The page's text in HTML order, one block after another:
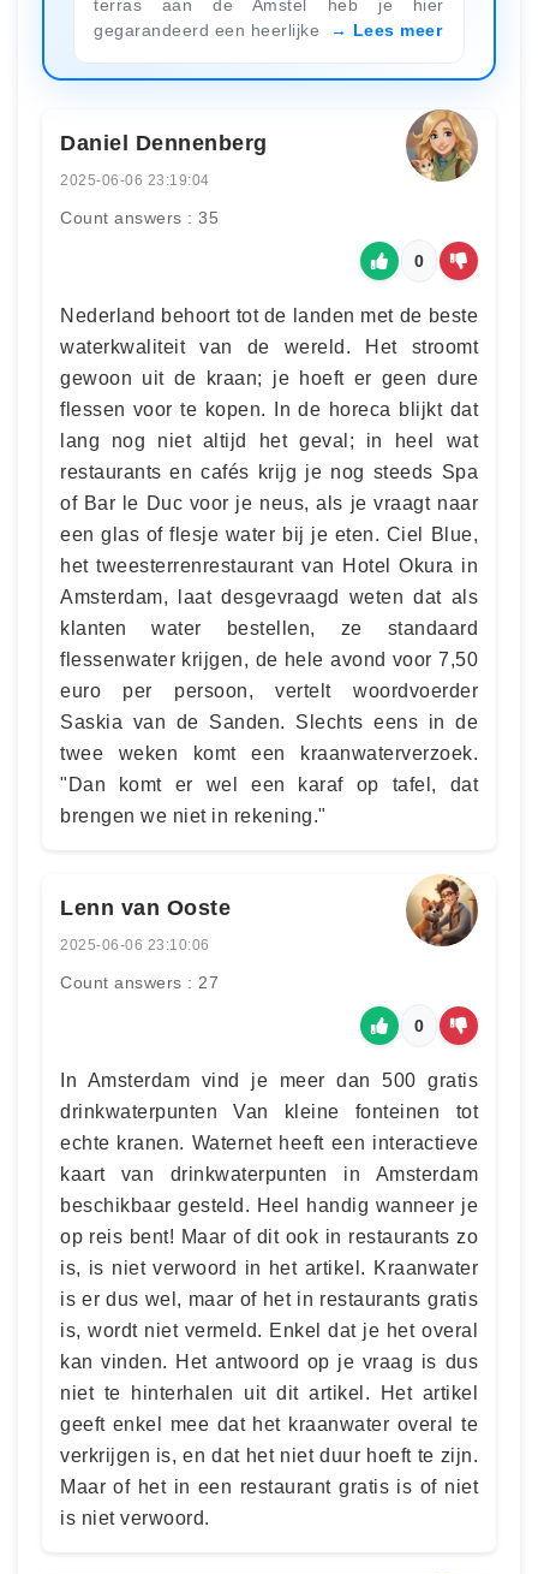
terras aan de Amstel heb je hier
gegarandeerd een heerlijke
Lees meer
Daniel Dennenberg
2025-06-06 23:19:04
Count answers : 35
0
Nederland behoort tot de landen met de beste
waterkwaliteit van de wereld. Het stroomt
gewoon uit de kraan; je hoeft er geen dure
flessen voor te kopen. In de horeca blijkt dat
lang nog niet altijd het geval; in heel wat
restaurants en cafés krijg je nog steeds Spa
of Bar le Duc voor je neus, als je vraagt naar
een glas of flesje water bij je eten. Ciel Blue,
het tweesterrenrestaurant van Hotel Okura in
Amsterdam, laat desgevraagd weten dat als
klanten water bestellen, ze standaard
flessenwater krijgen, de hele avond voor 7,50
euro per persoon, vertelt woordvoerder
Saskia van de Sanden. Slechts eens in de
twee weken komt een kraanwaterverzoek.
"Dan komt er wel een karaf op tafel, dat
brengen we niet in rekening."
Lenn van Ooste
2025-06-06 23:10:06
Count answers : 27
0
In Amsterdam vind je meer dan 500 gratis
drinkwaterpunten Van kleine fonteinen tot
echte kranen. Waternet heeft een interactieve
kaart van drinkwaterpunten in Amsterdam
beschikbaar gesteld. Heel handig wanneer je
op reis bent! Maar of dit ook in restaurants zo
is, is niet verwoord in het artikel. Kraanwater
is er dus wel, maar of het in restaurants gratis
is, wordt niet vermeld. Enkel dat je het overal
kan vinden. Het antwoord op je vraag is dus
niet te hinterhalen uit dit artikel. Het artikel
geeft enkel mee dat het kraanwater overal te
verkrijgen is, en dat het niet duur hoeft te zijn.
Maar of het in een restaurant gratis is of niet
is niet verwoord.